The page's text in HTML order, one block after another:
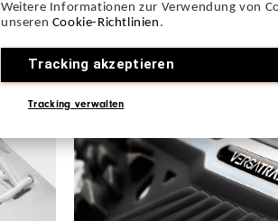
Weitere Informationen zur Verwendung von
unseren Cookie-Richtlinien .
Tracking akzeptieren
Tracking verwalten